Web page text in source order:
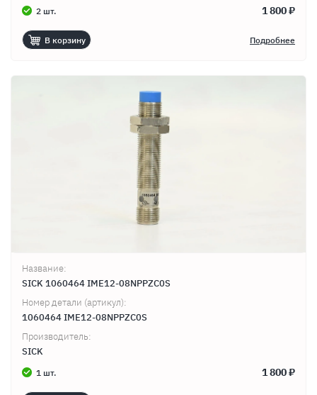
2 шт. 1 800 ₽
В корзину Подробнее
Название:
SICK 1060464 IME12-08NPPZC0S
Номер детали (артикул):
1060464 IME12-08NPPZC0S
Производитель:
SICK
1 шт. 1 800 ₽